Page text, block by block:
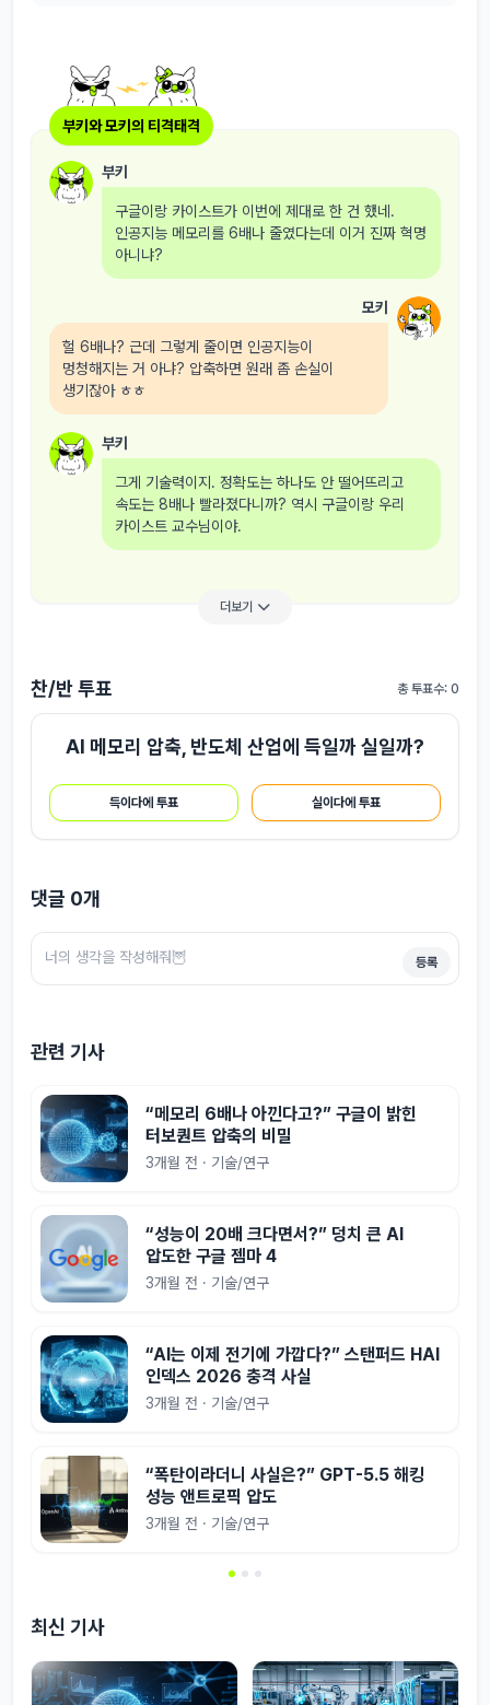
부키와 모키의 티격태격
부키
구글이랑 카이스트가 이번에 제대로 한 건 했네.
인공지능 메모리를 6배나 줄였다는데 이거 진짜 혁명
아니냐?
모키
헐 6배나? 근데 그렇게 줄이면 인공지능이
멍청해지는 거 아냐? 압축하면 원래 좀 손실이
생기잖아 ㅎㅎ
부키
그게 기술력이지. 정확도는 하나도 안 떨어뜨리고
속도는 8배나 빨라졌다니까? 역시 구글이랑 우리
카이스트 교수님이야.
더보기
찬/반 투표 총 투표수: 0
AI 메모리 압축, 반도체 산업에 득일까 실일까?
득이다에 투표 실이다에 투표
댓글 0개
등록
관련 기사
“메모리 6배나 아낀다고?” 구글이 밝힌
터보퀀트 압축의 비밀
3개월 전 · 기술/연구
“성능이 20배 크다면서?” 덩치 큰 AI
압도한 구글 젬마 4
3개월 전 · 기술/연구
“AI는 이제 전기에 가깝다?” 스탠퍼드 HAI
인덱스 2026 충격 사실
3개월 전 · 기술/연구
“폭탄이라더니 사실은?” GPT-5.5 해킹
성능 앤트로픽 압도
3개월 전 · 기술/연구
최신 기사